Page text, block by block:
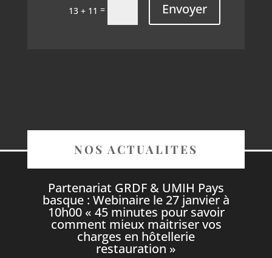
13 + 11 = Envoyer
NOS ACTUALITES
Partenariat GRDF & UMIH Pays
basque : Webinaire le 27 janvier à
10h00 « 45 minutes pour savoir
comment mieux maitriser vos
charges en hôtellerie
restauration »